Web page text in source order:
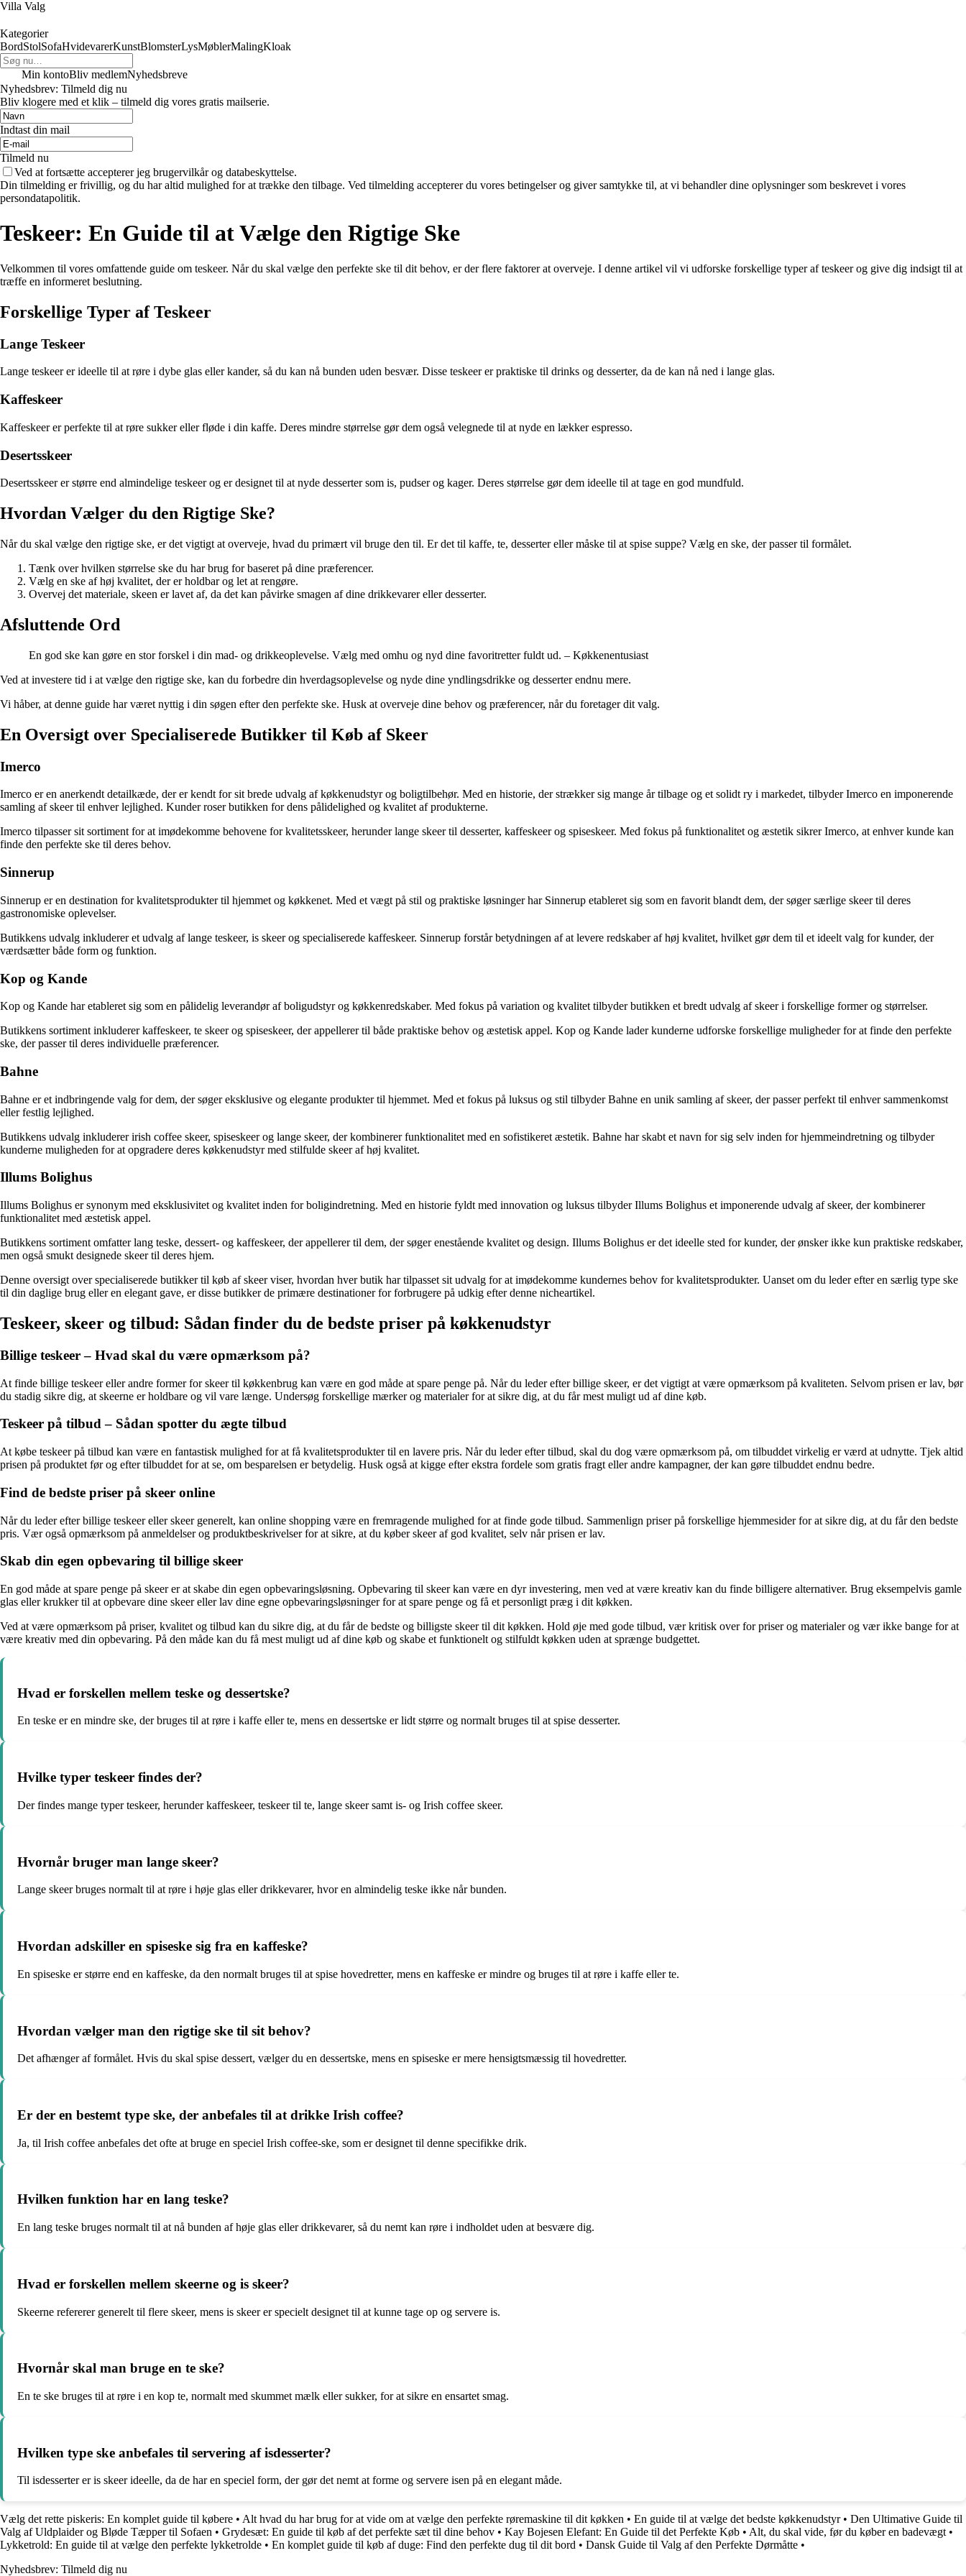
Villa Valg
Kategorier
BordStolSofaHvidevarerKunstBlomsterLysMøblerMalingKloak
Min kontoBliv medlemNyhedsbreve
Nyhedsbrev: Tilmeld dig nu
Bliv klogere med et klik – tilmeld dig vores gratis mailserie.
Indtast din mail
Tilmeld nu
Ved at fortsætte accepterer jeg brugervilkår og databeskyttelse.
Din tilmelding er frivillig, og du har altid mulighed for at trække den tilbage. Ved tilmelding accepterer du vores betingelser og giver samtykke til, at vi behandler dine oplysninger som beskrevet i vores
persondatapolitik.
Teskeer: En Guide til at Vælge den Rigtige Ske
Velkommen til vores omfattende guide om teskeer. Når du skal vælge den perfekte ske til dit behov, er der flere faktorer at overveje. I denne artikel vil vi udforske forskellige typer af teskeer og give dig indsigt til at
træffe en informeret beslutning.
Forskellige Typer af Teskeer
Lange Teskeer
Lange teskeer er ideelle til at røre i dybe glas eller kander, så du kan nå bunden uden besvær. Disse teskeer er praktiske til drinks og desserter, da de kan nå ned i lange glas.
Kaffeskeer
Kaffeskeer er perfekte til at røre sukker eller fløde i din kaffe. Deres mindre størrelse gør dem også velegnede til at nyde en lækker espresso.
Desertsskeer
Desertsskeer er større end almindelige teskeer og er designet til at nyde desserter som is, pudser og kager. Deres størrelse gør dem ideelle til at tage en god mundfuld.
Hvordan Vælger du den Rigtige Ske?
Når du skal vælge den rigtige ske, er det vigtigt at overveje, hvad du primært vil bruge den til. Er det til kaffe, te, desserter eller måske til at spise suppe? Vælg en ske, der passer til formålet.
Tænk over hvilken størrelse ske du har brug for baseret på dine præferencer.
Vælg en ske af høj kvalitet, der er holdbar og let at rengøre.
Overvej det materiale, skeen er lavet af, da det kan påvirke smagen af dine drikkevarer eller desserter.
Afsluttende Ord
En god ske kan gøre en stor forskel i din mad- og drikkeoplevelse. Vælg med omhu og nyd dine favoritretter fuldt ud. – Køkkenentusiast
Ved at investere tid i at vælge den rigtige ske, kan du forbedre din hverdagsoplevelse og nyde dine yndlingsdrikke og desserter endnu mere.
Vi håber, at denne guide har været nyttig i din søgen efter den perfekte ske. Husk at overveje dine behov og præferencer, når du foretager dit valg.
En Oversigt over Specialiserede Butikker til Køb af Skeer
Imerco
Imerco er en anerkendt detailkæde, der er kendt for sit brede udvalg af køkkenudstyr og boligtilbehør. Med en historie, der strækker sig mange år tilbage og et solidt ry i markedet, tilbyder Imerco en imponerende
samling af skeer til enhver lejlighed. Kunder roser butikken for dens pålidelighed og kvalitet af produkterne.
Imerco tilpasser sit sortiment for at imødekomme behovene for kvalitetsskeer, herunder lange skeer til desserter, kaffeskeer og spiseskeer. Med fokus på funktionalitet og æstetik sikrer Imerco, at enhver kunde kan
finde den perfekte ske til deres behov.
Sinnerup
Sinnerup er en destination for kvalitetsprodukter til hjemmet og køkkenet. Med et vægt på stil og praktiske løsninger har Sinnerup etableret sig som en favorit blandt dem, der søger særlige skeer til deres
gastronomiske oplevelser.
Butikkens udvalg inkluderer et udvalg af lange teskeer, is skeer og specialiserede kaffeskeer. Sinnerup forstår betydningen af at levere redskaber af høj kvalitet, hvilket gør dem til et ideelt valg for kunder, der
værdsætter både form og funktion.
Kop og Kande
Kop og Kande har etableret sig som en pålidelig leverandør af boligudstyr og køkkenredskaber. Med fokus på variation og kvalitet tilbyder butikken et bredt udvalg af skeer i forskellige former og størrelser.
Butikkens sortiment inkluderer kaffeskeer, te skeer og spiseskeer, der appellerer til både praktiske behov og æstetisk appel. Kop og Kande lader kunderne udforske forskellige muligheder for at finde den perfekte
ske, der passer til deres individuelle præferencer.
Bahne
Bahne er et indbringende valg for dem, der søger eksklusive og elegante produkter til hjemmet. Med et fokus på luksus og stil tilbyder Bahne en unik samling af skeer, der passer perfekt til enhver sammenkomst
eller festlig lejlighed.
Butikkens udvalg inkluderer irish coffee skeer, spiseskeer og lange skeer, der kombinerer funktionalitet med en sofistikeret æstetik. Bahne har skabt et navn for sig selv inden for hjemmeindretning og tilbyder
kunderne muligheden for at opgradere deres køkkenudstyr med stilfulde skeer af høj kvalitet.
Illums Bolighus
Illums Bolighus er synonym med eksklusivitet og kvalitet inden for boligindretning. Med en historie fyldt med innovation og luksus tilbyder Illums Bolighus et imponerende udvalg af skeer, der kombinerer
funktionalitet med æstetisk appel.
Butikkens sortiment omfatter lang teske, dessert- og kaffeskeer, der appellerer til dem, der søger enestående kvalitet og design. Illums Bolighus er det ideelle sted for kunder, der ønsker ikke kun praktiske redskaber,
men også smukt designede skeer til deres hjem.
Denne oversigt over specialiserede butikker til køb af skeer viser, hvordan hver butik har tilpasset sit udvalg for at imødekomme kundernes behov for kvalitetsprodukter. Uanset om du leder efter en særlig type ske
til din daglige brug eller en elegant gave, er disse butikker de primære destinationer for forbrugere på udkig efter denne nicheartikel.
Teskeer, skeer og tilbud: Sådan finder du de bedste priser på køkkenudstyr
Billige teskeer – Hvad skal du være opmærksom på?
At finde billige teskeer eller andre former for skeer til køkkenbrug kan være en god måde at spare penge på. Når du leder efter billige skeer, er det vigtigt at være opmærksom på kvaliteten. Selvom prisen er lav, bør
du stadig sikre dig, at skeerne er holdbare og vil vare længe. Undersøg forskellige mærker og materialer for at sikre dig, at du får mest muligt ud af dine køb.
Teskeer på tilbud – Sådan spotter du ægte tilbud
At købe teskeer på tilbud kan være en fantastisk mulighed for at få kvalitetsprodukter til en lavere pris. Når du leder efter tilbud, skal du dog være opmærksom på, om tilbuddet virkelig er værd at udnytte. Tjek altid
prisen på produktet før og efter tilbuddet for at se, om besparelsen er betydelig. Husk også at kigge efter ekstra fordele som gratis fragt eller andre kampagner, der kan gøre tilbuddet endnu bedre.
Find de bedste priser på skeer online
Når du leder efter billige teskeer eller skeer generelt, kan online shopping være en fremragende mulighed for at finde gode tilbud. Sammenlign priser på forskellige hjemmesider for at sikre dig, at du får den bedste
pris. Vær også opmærksom på anmeldelser og produktbeskrivelser for at sikre, at du køber skeer af god kvalitet, selv når prisen er lav.
Skab din egen opbevaring til billige skeer
En god måde at spare penge på skeer er at skabe din egen opbevaringsløsning. Opbevaring til skeer kan være en dyr investering, men ved at være kreativ kan du finde billigere alternativer. Brug eksempelvis gamle
glas eller krukker til at opbevare dine skeer eller lav dine egne opbevaringsløsninger for at spare penge og få et personligt præg i dit køkken.
Ved at være opmærksom på priser, kvalitet og tilbud kan du sikre dig, at du får de bedste og billigste skeer til dit køkken. Hold øje med gode tilbud, vær kritisk over for priser og materialer og vær ikke bange for at
være kreativ med din opbevaring. På den måde kan du få mest muligt ud af dine køb og skabe et funktionelt og stilfuldt køkken uden at sprænge budgettet.
Hvad er forskellen mellem teske og dessertske?
En teske er en mindre ske, der bruges til at røre i kaffe eller te, mens en dessertske er lidt større og normalt bruges til at spise desserter.
Hvilke typer teskeer findes der?
Der findes mange typer teskeer, herunder kaffeskeer, teskeer til te, lange skeer samt is- og Irish coffee skeer.
Hvornår bruger man lange skeer?
Lange skeer bruges normalt til at røre i høje glas eller drikkevarer, hvor en almindelig teske ikke når bunden.
Hvordan adskiller en spiseske sig fra en kaffeske?
En spiseske er større end en kaffeske, da den normalt bruges til at spise hovedretter, mens en kaffeske er mindre og bruges til at røre i kaffe eller te.
Hvordan vælger man den rigtige ske til sit behov?
Det afhænger af formålet. Hvis du skal spise dessert, vælger du en dessertske, mens en spiseske er mere hensigtsmæssig til hovedretter.
Er der en bestemt type ske, der anbefales til at drikke Irish coffee?
Ja, til Irish coffee anbefales det ofte at bruge en speciel Irish coffee-ske, som er designet til denne specifikke drik.
Hvilken funktion har en lang teske?
En lang teske bruges normalt til at nå bunden af høje glas eller drikkevarer, så du nemt kan røre i indholdet uden at besvære dig.
Hvad er forskellen mellem skeerne og is skeer?
Skeerne refererer generelt til flere skeer, mens is skeer er specielt designet til at kunne tage op og servere is.
Hvornår skal man bruge en te ske?
En te ske bruges til at røre i en kop te, normalt med skummet mælk eller sukker, for at sikre en ensartet smag.
Hvilken type ske anbefales til servering af isdesserter?
Til isdesserter er is skeer ideelle, da de har en speciel form, der gør det nemt at forme og servere isen på en elegant måde.
Vælg det rette piskeris: En komplet guide til købere • Alt hvad du har brug for at vide om at vælge den perfekte røremaskine til dit køkken • En guide til at vælge det bedste køkkenudstyr• Den Ultimative Guide til
Valg af Uldplaider og Bløde Tæpper til Sofaen • Grydesæt: En guide til køb af det perfekte sæt til dine behov • Kay Bojesen Elefant: En Guide til det Perfekte Køb • Alt, du skal vide, før du køber en badevægt•
Lykketrold: En guide til at vælge den perfekte lykketrolde • En komplet guide til køb af duge: Find den perfekte dug til dit bord • Dansk Guide til Valg af den Perfekte Dørmåtte •
Nyhedsbrev: Tilmeld dig nu